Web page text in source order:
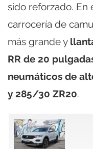
sido reforzado. En
carrocería de
más grande y
RR de 20
neumáticos de
y 285/30 ZR20.